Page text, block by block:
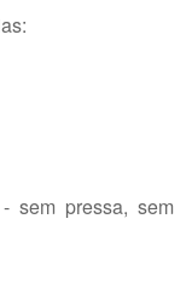
sem pressa, sem